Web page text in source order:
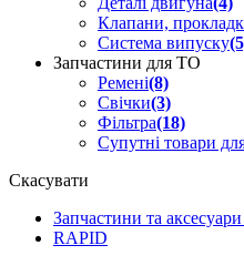
Клапани,
Система випуску
Запчастини для ТО
Ремені(8)
Свічки(3)
Фільтра(18)
Супутні товари
Скасувати
Запчастини та
RAPID